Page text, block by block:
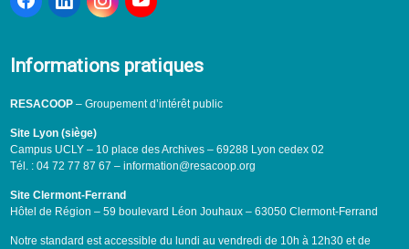
Informations pratiques
RESACOOP– Groupement d’intérêt public
Site Lyon (siège)
Campus UCLY – 10 place des Archives – 69288 Lyon cedex 02
Tél. : 04 72 77 87 67 – information@resacoop.org
Site Clermont-Ferrand
Hôtel de Région – 59 boulevard Léon Jouhaux – 63050 Clermont-Ferrand
Notre standard est accessible du lundi au vendredi de 10h à 12h30 et de